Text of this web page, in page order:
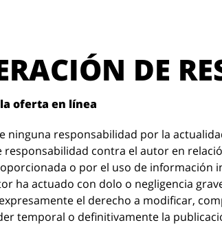
DE
oferta en línea
ninguna responsabilidad por la
responsabilidad contra el autor en
o por el uso de información
ha actuado con dolo o negligencia
el derecho a modificar,
temporal o definitivamente la